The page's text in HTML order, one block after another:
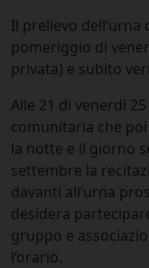
Il prelievo
pomeriggio di
privata) e subito
Alle 21 di venerdì
comunitaria che
la notte e il giorno
settembre la
davanti all’urna
desidera
gruppo e
l’orario.